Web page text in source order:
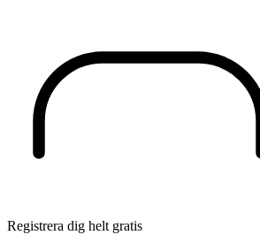
Registrera dig helt gratis